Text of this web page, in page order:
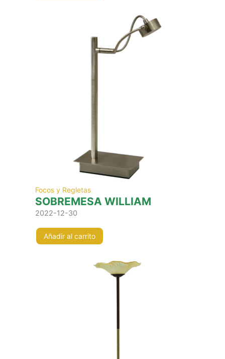
Focos y Regletas
SOBREMESA WILLIAM
2022-12-30
Añadir al carrito